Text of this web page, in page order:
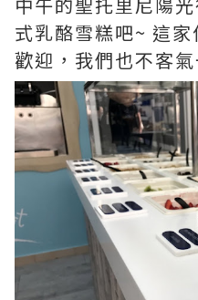
式乳酪雪糕吧~ 這
歡迎，我們也不客氣